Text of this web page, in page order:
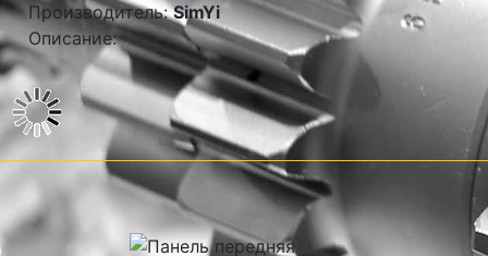
Производитель:SimYi
Описание: